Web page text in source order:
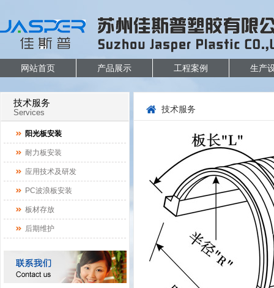
网站首页 产品展示 工程案例 生产
技术服务
Services
阳光板安装
耐力板安装
应用技术及研发
PC波浪板安装
板材存放
后期维护
技术服务